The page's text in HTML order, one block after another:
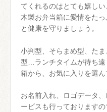
てくれるのはとても嬉しい
木製お弁当箱に愛情をた
と健康を守りましょう。
小判型、そらまめ型、た
型…ランチタイムが待ち遠
箱から、お気に入りを選ん
お名前入れ、ロゴデータ
ービスも行っております